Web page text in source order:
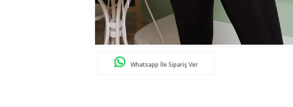
Whatsapp İle Sipariş Ver